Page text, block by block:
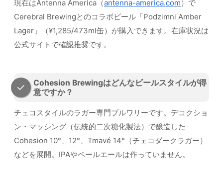
現在はAntenna America（antenna-america.com）で
Cerebral Brewingとのコラボビール「Podzimni Amber
Lager」（¥1,285/473ml缶）が購入できます。在庫状況は
公式サイトで確認推奨です。
Cohesion Brewingはどんなビールスタイルが得
意ですか？
チェコスタイルのラガー専門ブルワリーです。デコクショ
ン・マッシング（伝統的二次糖化製法）で醸造した
Cohesion 10°、12°、Tmavé 14°（チェコダークラガー）
などを展開。IPAやペールエールは作っていません。